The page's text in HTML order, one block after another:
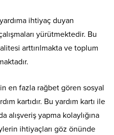
ihtiyaç duyan
yürütmektedir. Bu
arttırılmakta ve toplum
en fazla rağbet gören sosyal
kartıdır. Bu yardım kartı ile
alışveriş yapma kolaylığına
ihtiyaçları göz önünde